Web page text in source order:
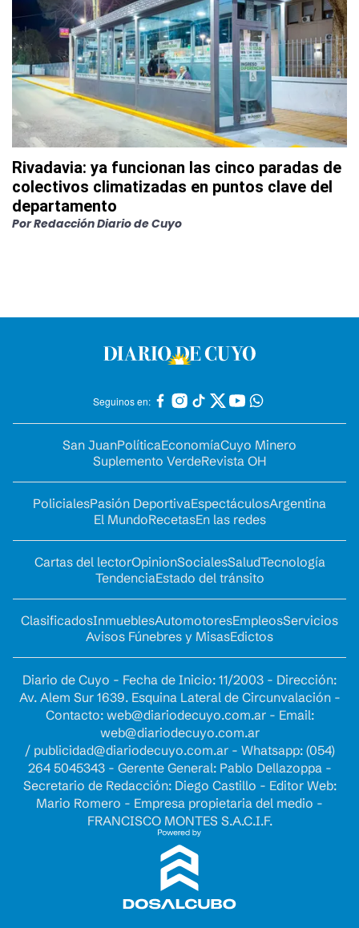
Rivadavia: ya funcionan las cinco paradas de
colectivos climatizadas en puntos clave del
departamento
PorRedacción Diario de Cuyo
Seguinos en:
San JuanPolíticaEconomíaCuyo Minero
Suplemento VerdeRevista OH
PolicialesPasión DeportivaEspectáculosArgentina
El MundoRecetasEn las redes
Cartas del lectorOpinionSocialesSaludTecnología
TendenciaEstado del tránsito
ClasificadosInmueblesAutomotoresEmpleosServicios
Avisos Fúnebres y MisasEdictos
Diario de Cuyo - Fecha de Inicio: 11/2003 - Dirección:
Av. Alem Sur 1639. Esquina Lateral de Circunvalación -
Contacto: web@diariodecuyo.com.ar- Email:
web@diariodecuyo.com.ar
/ publicidad@diariodecuyo.com.ar- Whatsapp: (054)
264 5045343 - Gerente General: Pablo Dellazoppa -
Secretario de Redacción: Diego Castillo - Editor Web:
Mario Romero - Empresa propietaria del medio -
FRANCISCO MONTES S.A.C.I.F.